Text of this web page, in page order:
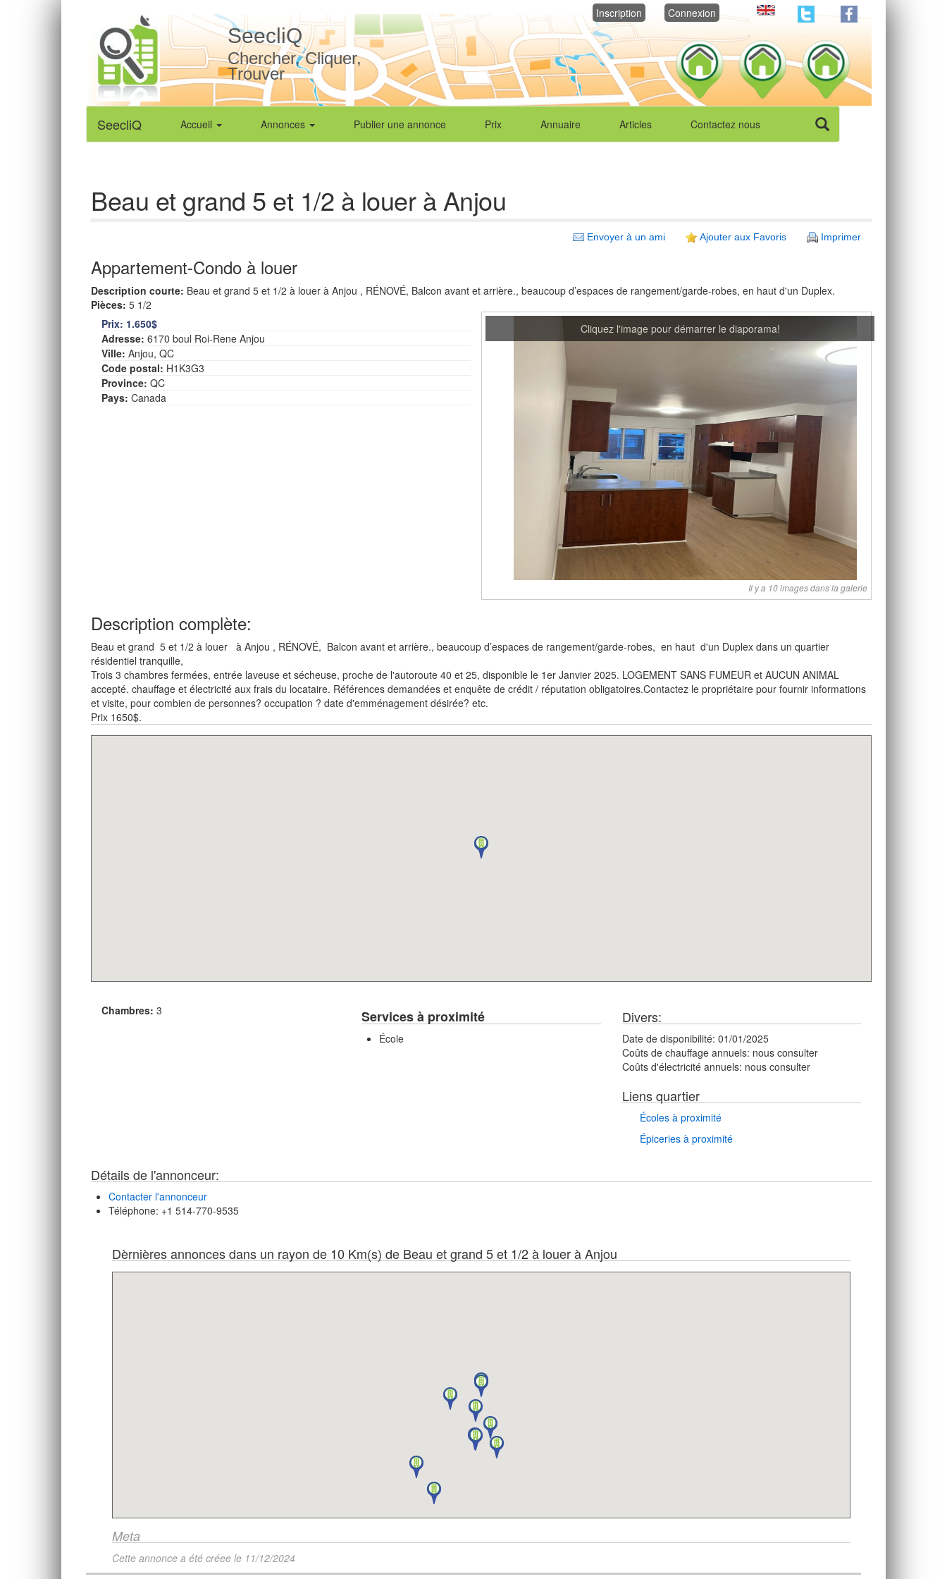
SeecliQ
Chercher, Cliquer,
Trouver
Inscription Connexion
SeecliQ Accueil Annonces Publier une annonce Prix Annuaire Articles Contactez nous
Beau et grand 5 et 1/2 à louer à Anjou
Envoyer à un ami Ajouter aux Favoris Imprimer
Appartement-Condo à louer
Description courte: Beau et grand 5 et 1/2 à louer à Anjou , RÉNOVÉ, Balcon avant et arrière., beaucoup d’espaces de rangement/garde-robes, en haut d'un Duplex.
Pièces: 5 1/2
Prix: 1.650$
Adresse: 6170 boul Roi-Rene Anjou
Ville: Anjou, QC
Code postal: H1K3G3
Province: QC
Pays: Canada
Cliquez l'image pour démarrer le diaporama!
Il y a 10 images dans la galerie
Description complète:
Beau et grand 5 et 1/2 à louer à Anjou , RÉNOVÉ, Balcon avant et arrière., beaucoup d’espaces de rangement/garde-robes, en haut d'un Duplex dans un quartier
résidentiel tranquille,
Trois 3 chambres fermées, entrée laveuse et sécheuse, proche de l'autoroute 40 et 25, disponible le 1er Janvier 2025. LOGEMENT SANS FUMEUR et AUCUN ANIMAL
accepté. chauffage et électricité aux frais du locataire. Références demandées et enquête de crédit / réputation obligatoires.Contactez le propriétaire pour fournir informations
et visite, pour combien de personnes? occupation ? date d'emménagement désirée? etc.
Prix 1650$.
Chambres: 3 Services à proximité
École
Divers:
Date de disponibilité: 01/01/2025
Coûts de chauffage annuels: nous consulter
Coûts d'électricité annuels: nous consulter
Liens quartier
Écoles à proximité
Épiceries à proximité
Détails de l'annonceur:
Contacter l'annonceur
Téléphone: +1 514-770-9535
Dèrnières annonces dans un rayon de 10 Km(s) de Beau et grand 5 et 1/2 à louer à Anjou
Meta
Cette annonce a été créee le 11/12/2024